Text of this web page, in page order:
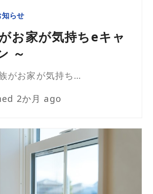
らせ
お家が気持ちeキャ
～
がお家が気持ち…
2か月 ago